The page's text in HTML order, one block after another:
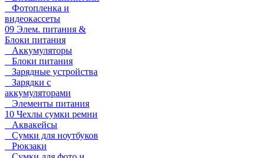
Фотопленка и
видеокассеты
09 Элем. питания &
Блоки питания
Аккумуляторы
Блоки питания
Зарядные устройства
Зарядки с
аккумуляторами
Элементы питания
10 Чехлы сумки ремни
Аквакейсы
Сумки для ноутбуков
Рюкзаки